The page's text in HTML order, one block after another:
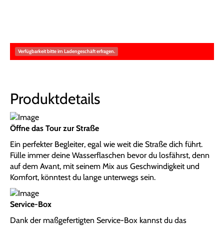
Verfügbarkeit bitte im Ladengeschäft erfragen.
Produktdetails
Öffne das Tour zur Straße
Ein perfekter Begleiter, egal wie weit die Straße dich führt.
Fülle immer deine Wasserflaschen bevor du losfährst, denn
auf dem Avant, mit seinem Mix aus Geschwindigkeit und
Komfort, könntest du lange unterwegs sein.
Service-Box
Dank der maßgefertigten Service-Box kannst du das